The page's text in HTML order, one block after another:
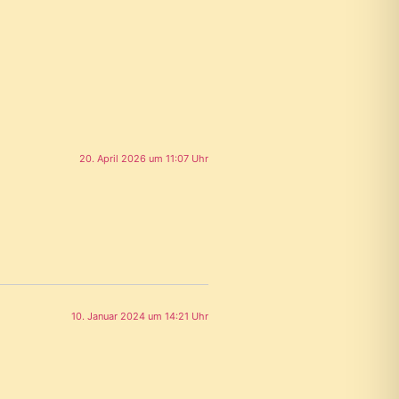
20. April 2026 um 11:07 Uhr
10. Januar 2024 um 14:21 Uhr